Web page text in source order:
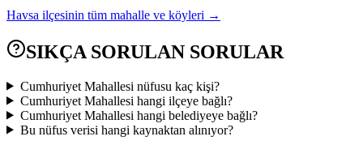
Havsa ilçesinin tüm mahalle ve köyleri →
SIKÇA SORULAN SORULAR
Cumhuriyet Mahallesi nüfusu kaç kişi?
Cumhuriyet Mahallesi hangi ilçeye bağlı?
Cumhuriyet Mahallesi hangi belediyeye bağlı?
Bu nüfus verisi hangi kaynaktan alınıyor?